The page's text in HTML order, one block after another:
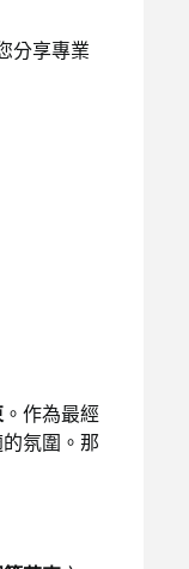
分享專業
。作為最經
氛圍。那